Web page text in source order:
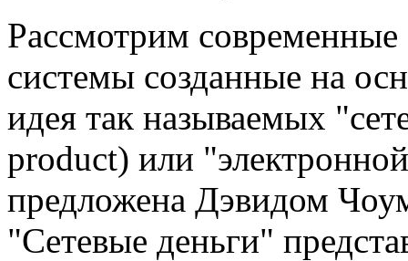
Рассмотрим
системы созданные на
идея так называемых
product) или
предложена Дэвидом
"Сетевые деньги"